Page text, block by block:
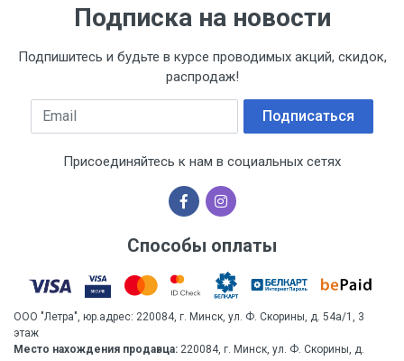
Подписка на новости
Подпишитесь и будьте в курсе проводимых акций, скидок,
распродаж!
Email Подписаться
Присоединяйтесь к нам в социальных сетях
Способы оплаты
ООО "Летра", юр.адрес: 220084, г. Минск, ул. Ф. Скорины, д. 54а/1, 3
этаж
Место нахождения продавца: 220084, г. Минск, ул. Ф. Скорины, д.